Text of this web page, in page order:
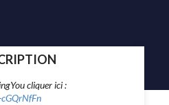
cliquer ici :